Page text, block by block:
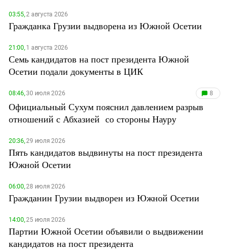
Ингушетия
Карачаево-Черкесия
Нагорный Карабах
Российская Федерация
Северная Осетия - Алания
СКФО
Ставропольский край
Чечня
Южный Кавказ
ЮФО
03:55,2 августа 2026
Гражданка Грузии выдворена из Южной Осетии
21:00,1 августа 2026
Семь кандидатов на пост президента Южной
Осетии подали документы в ЦИК
08:46,30 июля 2026 8
Официальный Сухум пояснил давлением разрыв
отношений с Абхазией со стороны Науру
20:36,29 июля 2026
Пять кандидатов выдвинуты на пост президента
Южной Осетии
06:00,28 июля 2026
Гражданин Грузии выдворен из Южной Осетии
14:00,25 июля 2026
Партии Южной Осетии объявили о выдвижении
кандидатов на пост президента